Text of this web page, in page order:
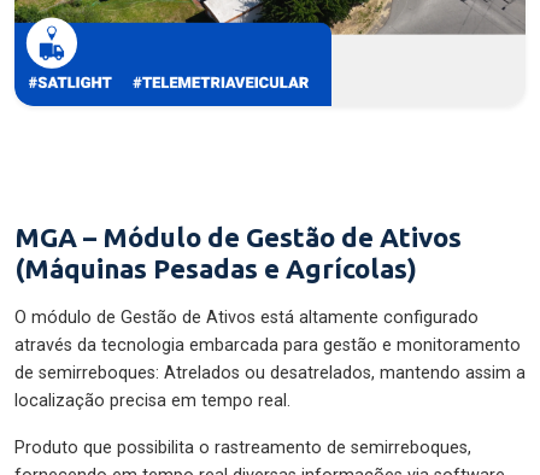
MGA – Módulo de Gestão de Ativos
(Máquinas Pesadas e Agrícolas)
O módulo de Gestão de Ativos está altamente configurado
através da tecnologia embarcada para gestão e monitoramento
de semirreboques: Atrelados ou desatrelados, mantendo assim a
localização precisa em tempo real.
Produto que possibilita o rastreamento de semirreboques,